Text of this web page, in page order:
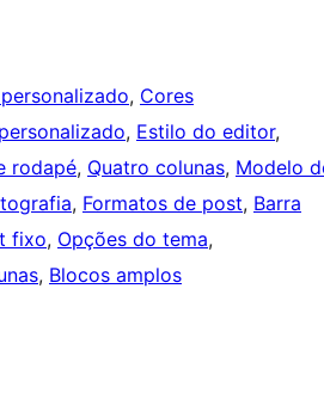
, Cores
, Estilo do editor
rodapé, Quatro colunas, Modelo
, Formatos de post, Barra
fixo, Opções do tema
, Blocos amplos